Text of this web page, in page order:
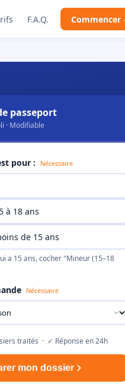
F.A.Q. Commencer
passeport
· Modifiable
pour : Nécessaire
à 18 ans
de 15 ans
a 15 ans, cocher "Mineur (15–18
Nécessaire
traités · ✓ Réponse en 24h
mon dossier